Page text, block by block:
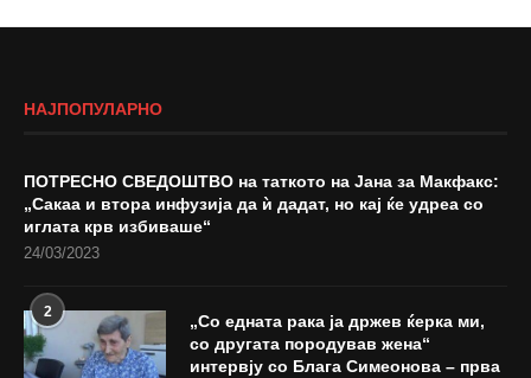
НАЈПОПУЛАРНО
ПОТРЕСНО СВЕДОШТВО на таткото на Јана за Макфакс:
„Сакаа и втора инфузија да ѝ дадат, но кај ќе удреа со
иглата крв избиваше“
24/03/2023
2
„Со едната рака ја држев ќерка ми,
со другата породував жена“
интервју со Блага Симеонова – прва